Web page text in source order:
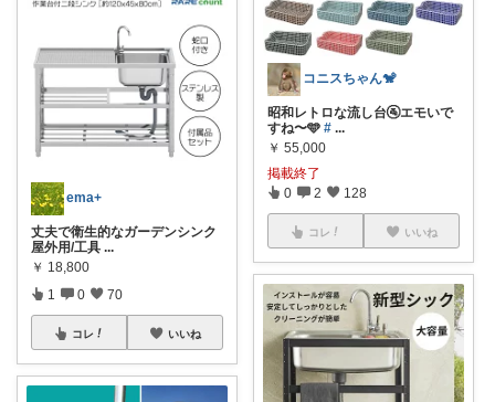
ema+
丈夫で衛生的なガーデンシンク
屋外用/工具 ...
￥ 18,800
1 0 70
コレ いいね
コニスちゃん🐒
昭和レトロな流し台🚰エモいで
すね〜🩵 # ...
￥ 55,000
掲載終了
0 2 128
コレ いいね